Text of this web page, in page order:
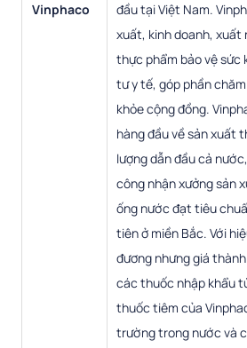
Vinphaco
đầu tại Việt Nam.
xuất, kinh doanh, xuất
thực phẩm bảo vệ sức
tư y tế, góp phần
khỏe cộng đồng.
hàng đầu về sản xuất
lượng dẫn đầu cả
công nhận xưởng sản
ống nước đạt tiêu
tiên ở miền Bắc. Với
đương nhưng giá
các thuốc nhập khẩu
thuốc tiêm của
trường trong nước và